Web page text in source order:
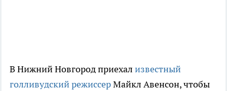
В Нижний Новгород приехал известный
голливудский режиссерМайкл Авенсон, чтобы